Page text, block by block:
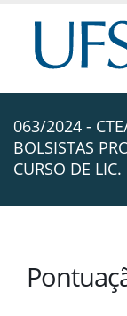
063/2024 -
BOLSISTAS
CURSO DE